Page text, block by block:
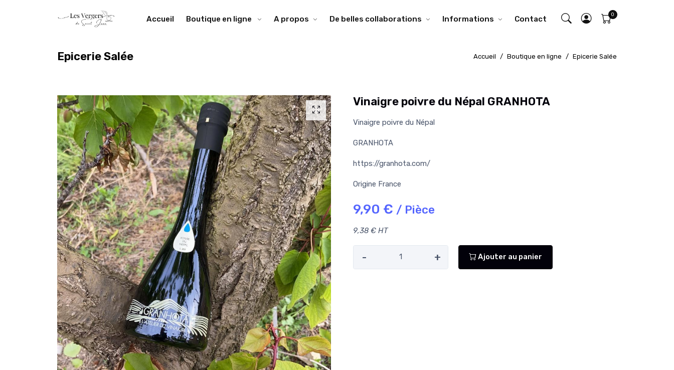
Accueil Boutique en ligne A propos De belles collaborations Informations Contact
Epicerie Salée Accueil Boutique en ligne Epicerie Salée
Vinaigre poivre du Népal GRANHOTA
Vinaigre poivre du Népal
GRANHOTA
https://granhota.com/
Origine France
9,90 € / Pièce
9,38 € HT
- + Ajouter au panier